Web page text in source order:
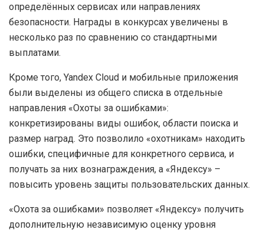
определённых сервисах или направлениях
безопасности. Награды в конкурсах увеличены в
несколько раз по сравнению со стандартными
выплатами.
Кроме того, Yandex Cloud и мобильные приложения
были выделены из общего списка в отдельные
направления «Охоты за ошибками»:
конкретизированы виды ошибок, области поиска и
размер наград. Это позволило «охотникам» находить
ошибки, специфичные для конкретного сервиса, и
получать за них вознаграждения, а «Яндексу» –
повысить уровень защиты пользовательских данных.
«Охота за ошибками» позволяет «Яндексу» получить
дополнительную независимую оценку уровня